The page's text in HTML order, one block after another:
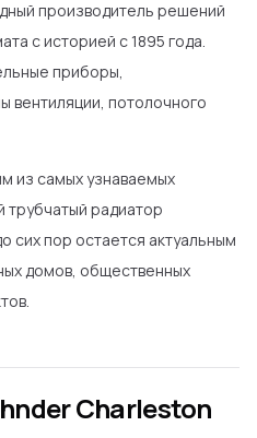
производитель решений
с историей с 1895 года.
приборы,
вентиляции, потолочного
из самых узнаваемых
трубчатый радиатор
сих пор остается актуальным
домов, общественных
Charleston